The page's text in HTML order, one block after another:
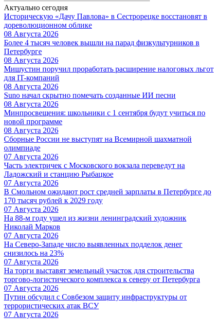
Актуально сегодня
Историческую «Дачу Павлова» в Сестрорецке восстановят в
дореволюционном облике
08 Августа 2026
Более 4 тысяч человек вышли на парад физкультурников в
Петербурге
08 Августа 2026
Мишустин поручил проработать расширение налоговых льгот
для IT-компаний
08 Августа 2026
Suno начал скрытно помечать созданные ИИ песни
08 Августа 2026
Минпросвещения: школьники с 1 сентября будут учиться по
новой программе
08 Августа 2026
Сборные России не выступят на Всемирной шахматной
олимпиаде
07 Августа 2026
Часть электричек с Московского вокзала переведут на
Ладожский и станцию Рыбацкое
07 Августа 2026
В Смольном ожидают рост средней зарплаты в Петербурге до
170 тысяч рублей к 2029 году
07 Августа 2026
На 88-м году ушел из жизни ленинградский художник
Николай Марков
07 Августа 2026
На Северо-Западе число выявленных подделок денег
снизилось на 23%
07 Августа 2026
На торги выставят земельный участок для строительства
торгово-логистического комплекса к северу от Петербурга
07 Августа 2026
Путин обсудил с Совбезом защиту инфраструктуры от
террористических атак ВСУ
07 Августа 2026